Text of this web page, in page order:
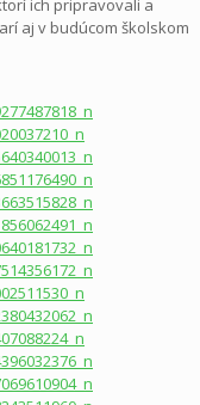
ich pripravovali a
aj v budúcom školskom